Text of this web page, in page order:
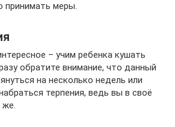
принимать меры.
– учим ребенка кушать
обратите внимание, что данный
на несколько недель или
терпения, ведь вы в своё
же.